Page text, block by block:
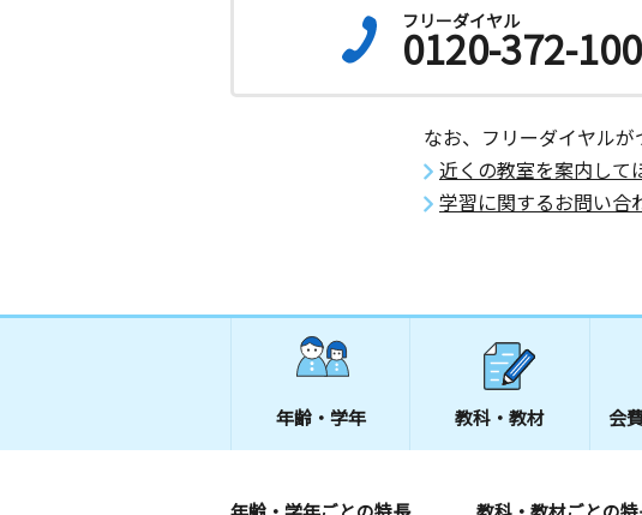
フリーダイヤル
0120-372-100
なお、フリーダイヤルが
近くの教室を案内して
学習に関するお問い合
年齢・学年 教科・教材 会